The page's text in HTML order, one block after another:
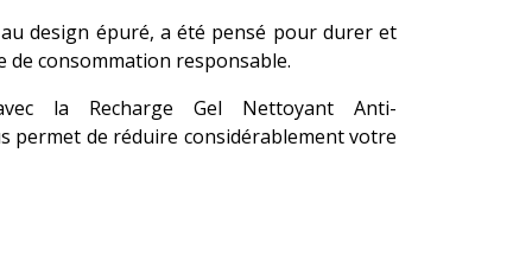
design épuré, a été pensé pour durer et
de consommation responsable.
la Recharge Gel Nettoyant Anti-
permet de réduire considérablement votre